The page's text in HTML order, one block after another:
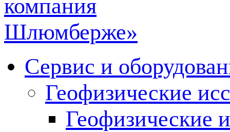
Сервис и
Геофизические
Геофизические